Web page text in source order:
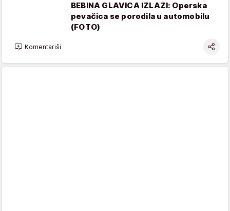
BEBINA GLAVICA IZLAZI: Operska
pevačica se porodila u automobilu
(FOTO)
Komentariši